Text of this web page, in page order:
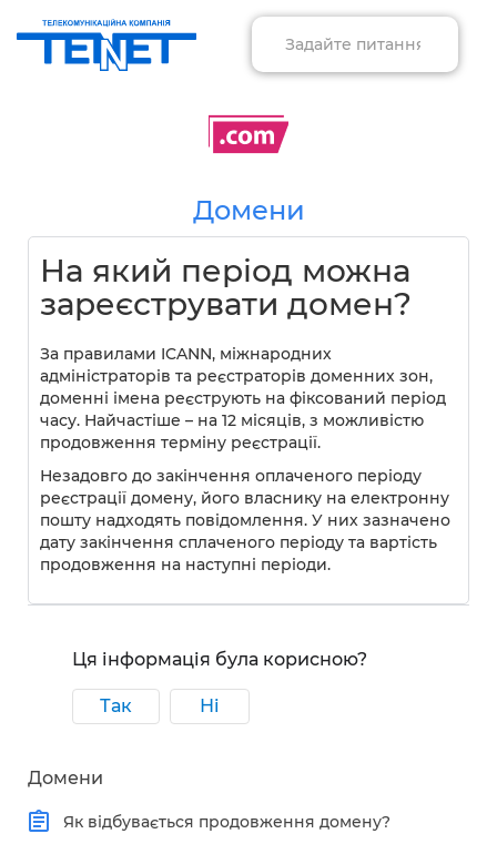
Домени
На який період можна
зареєструвати домен?
За правилами ICANN, міжнародних
адміністраторів та реєстраторів доменних зон,
доменні імена реєструють на фіксований період
часу. Найчастіше – на 12 місяців, з можливістю
продовження терміну реєстрації.
Незадовго до закінчення оплаченого періоду
реєстрації домену, його власнику на електронну
пошту надходять повідомлення. У них зазначено
дату закінчення сплаченого періоду та вартість
продовження на наступні періоди.
Ця інформація була корисною?
Так Ні
Домени
Як відбувається продовження домену?